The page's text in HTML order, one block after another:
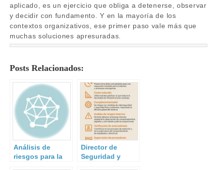
aplicado, es un ejercicio que obliga a detenerse, observar
y decidir con fundamento. Y en la mayoría de los
contextos organizativos, ese primer paso vale más que
muchas soluciones apresuradas.
Posts Relacionados:
Análisis de
riesgos para la
Director de
Seguridad y